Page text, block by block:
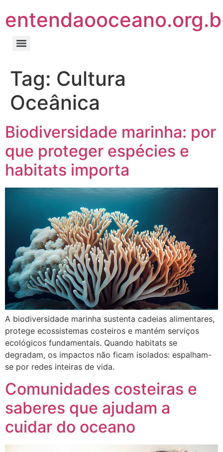
Tag: Cultura
Oceânica
Biodiversidade marinha: por
que proteger espécies e
habitats importa
A biodiversidade marinha sustenta cadeias alimentares,
protege ecossistemas costeiros e mantém serviços
ecológicos fundamentais. Quando habitats se
degradam, os impactos não ficam isolados: espalham-
se por redes inteiras de vida.
Comunidades costeiras e
saberes que ajudam a
cuidar do oceano